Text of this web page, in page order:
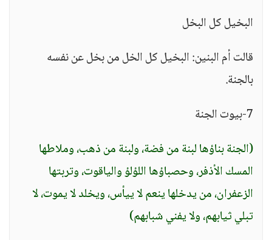
البخيل كل البخل
قالت أم البنين: البخيل كل الخل من بخل عن نفسه
بالجنة.
7-بيوت الجنة
(الجنة بناؤها لبنة من فضة، ولبنة من ذهب، وملاطها
المسك الأذفر، وحصباؤها اللؤلؤ والياقوت، وتربتها
الزعفران، من يدخلها ينعم لا ييأس، ويخلد لا يموت، لا
تبلي ثيابهم، ولا يفني شبابهم)